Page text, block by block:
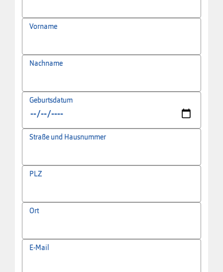
Vorname
Nachname
Geburtsdatum
Straße und Hausnummer
PLZ
Ort
E-Mail